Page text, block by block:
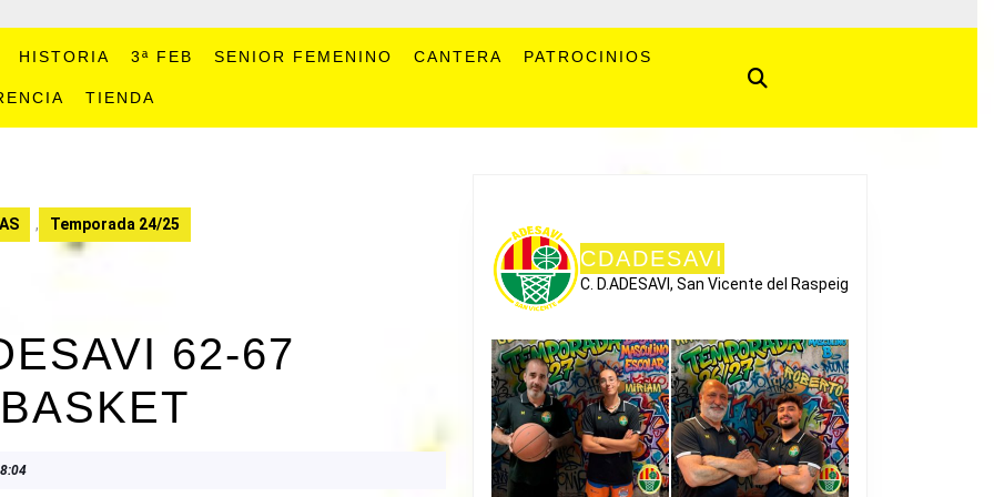
HISTORIA 3ª FEB SENIOR FEMENINO CANTERA PATROCINIOS
TIENDA
, Temporada 24/25
62-67
CDADESAVI
C. D.ADESAVI, San Vicente del Raspeig